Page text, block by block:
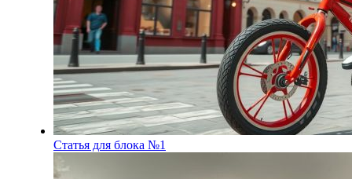
Статья для блока №1